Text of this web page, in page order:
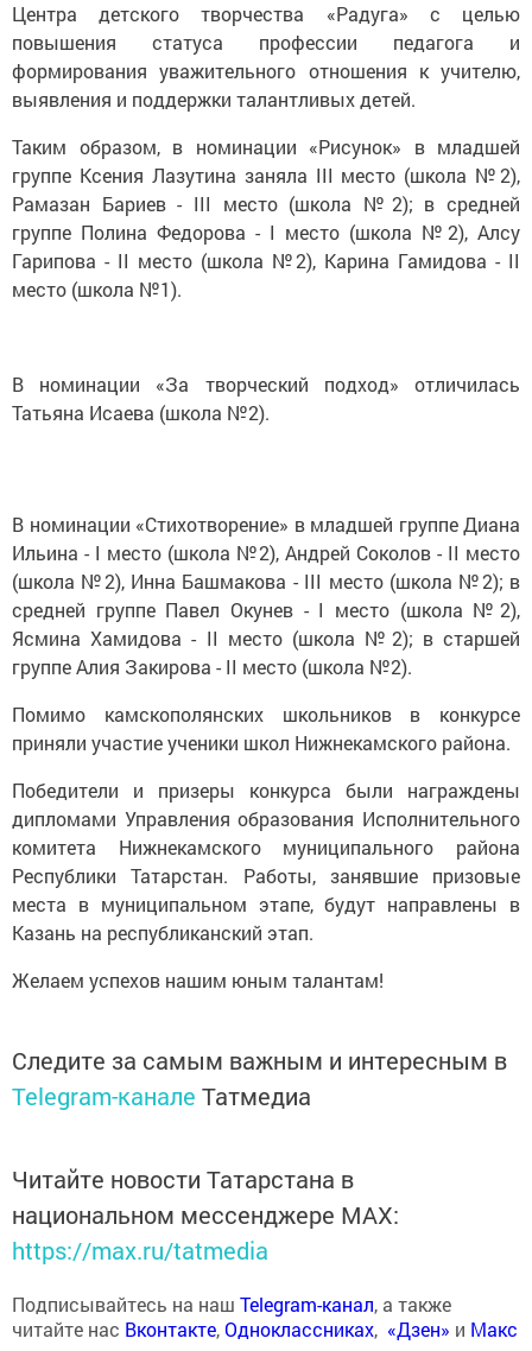
Центра детского творчества «Радуга» с целью
повышения статуса профессии педагога и
формирования уважительного отношения к учителю,
выявления и поддержки талантливых детей.
Таким образом, в номинации «Рисунок» в младшей
группе Ксения Лазутина заняла III место (школа №2),
Рамазан Бариев - III место (школа №2); в средней
группе Полина Федорова - I место (школа №2), Алсу
Гарипова - II место (школа №2), Карина Гамидова - II
место (школа №1).
В номинации «За творческий подход» отличилась
Татьяна Исаева (школа №2).
В номинации «Стихотворение» в младшей группе Диана
Ильина - I место (школа №2), Андрей Соколов - II место
(школа №2), Инна Башмакова - III место (школа №2); в
средней группе Павел Окунев - I место (школа №2),
Ясмина Хамидова - II место (школа №2); в старшей
группе Алия Закирова - II место (школа №2).
Помимо камскополянских школьников в конкурсе
приняли участие ученики школ Нижнекамского района.
Победители и призеры конкурса были награждены
дипломами Управления образования Исполнительного
комитета Нижнекамского муниципального района
Республики Татарстан. Работы, занявшие призовые
места в муниципальном этапе, будут направлены в
Казань на республиканский этап.
Желаем успехов нашим юным талантам!
Следите за самым важным и интересным в
Telegram-канале Татмедиа
Читайте новости Татарстана в
национальном мессенджере MАХ:
https://max.ru/tatmedia
Подписывайтесь на наш Telegram-канал, а также
читайте нас Вконтакте,Одноклассниках, «Дзен» и Макс